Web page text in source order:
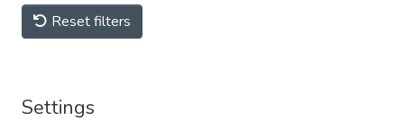
Reset filters
Settings